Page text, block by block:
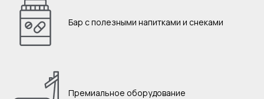
Бар с полезными напитками и снеками
Премиальное оборудование